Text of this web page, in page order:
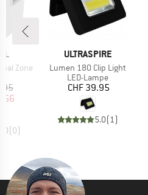
Zone
Preis
(0)
MARKE
ULTRASPIRE
Artikel
Lumen 180 Clip Light
Produktgruppe
LED-Lampe
Preis
CHF 39.95
5.0(1)